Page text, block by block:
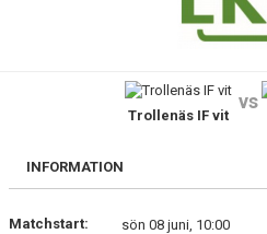
KONTAKT
Trollenäs IF vit
vs
INFORMATION
Matchstart:
sön 08 juni, 10:00